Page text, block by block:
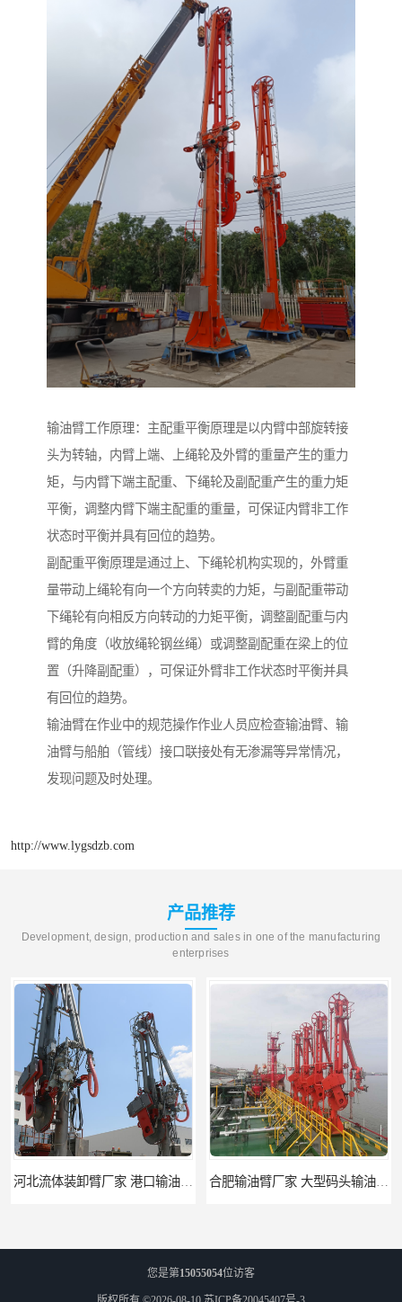
输油臂工作原理：主配重平衡原理是以内臂中部旋转接
头为转轴，内臂上端、上绳轮及外臂的重量产生的重力
矩，与内臂下端主配重、下绳轮及副配重产生的重力矩
平衡，调整内臂下端主配重的重量，可保证内臂非工作
状态时平衡并具有回位的趋势。
副配重平衡原理是通过上、下绳轮机构实现的，外臂重
量带动上绳轮有向一个方向转卖的力矩，与副配重带动
下绳轮有向相反方向转动的力矩平衡，调整副配重与内
臂的角度（收放绳轮钢丝绳）或调整副配重在梁上的位
置（升降副配重），可保证外臂非工作状态时平衡并具
有回位的趋势。
输油臂在作业中的规范操作作业人员应检查输油臂、输
油臂与船舶（管线）接口联接处有无渗漏等异常情况，
发现问题及时处理。
http://www.lygsdzb.com
产品推荐
Development, design, production and sales in one of the manufacturing
enterprises
河北流体装卸臂厂家 港口输油臂 节能环保 合肥输油臂厂家 大型码头输油臂 输油臂安装
您是第15055054位访客